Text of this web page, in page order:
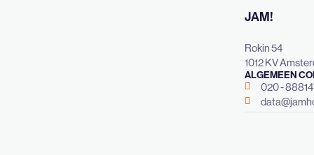
JAM!
Rokin 54
1012 KV
ALGEMEEN
020 -